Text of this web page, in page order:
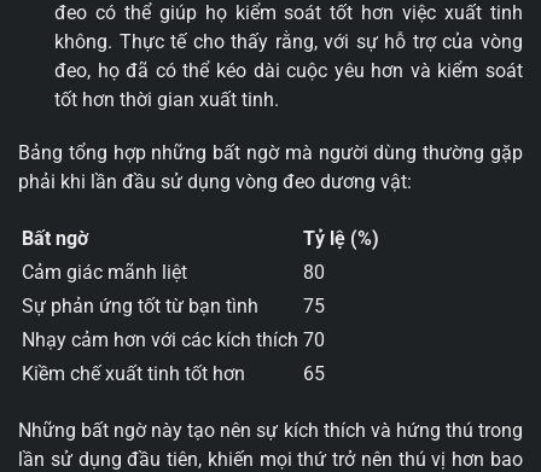
đeo có thể giúp họ kiểm soát tốt hơn việc xuất tinh
không. Thực tế cho thấy rằng, với sự hỗ trợ của vòng
đeo, họ đã có thể kéo dài cuộc yêu hơn và kiểm soát
tốt hơn thời gian xuất tinh.
Bảng tổng hợp những bất ngờ mà người dùng thường gặp
phải khi lần đầu sử dụng vòng đeo dương vật:
Bất ngờ
Tỷ lệ (%)
Cảm giác mãnh liệt
80
Sự phản ứng tốt từ bạn tình
75
Nhạy cảm hơn với các kích thích 70
Kiềm chế xuất tinh tốt hơn
65
Những bất ngờ này tạo nên sự kích thích và hứng thú trong
lần sử dụng đầu tiên, khiến mọi thứ trở nên thú vị hơn bao